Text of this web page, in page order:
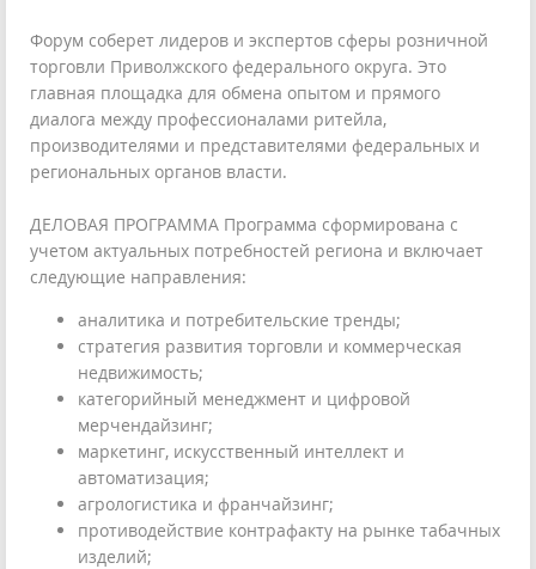
Форум соберет лидеров и экспертов сферы розничной
торговли Приволжского федерального округа. Это
главная площадка для обмена опытом и прямого
диалога между профессионалами ритейла,
производителями и представителями федеральных и
региональных органов власти.
ДЕЛОВАЯ ПРОГРАММА Программа сформирована с
учетом актуальных потребностей региона и включает
следующие направления:
аналитика и потребительские тренды;
стратегия развития торговли и коммерческая
недвижимость;
категорийный менеджмент и цифровой
мерчендайзинг;
маркетинг, искусственный интеллект и
автоматизация;
агрологистика и франчайзинг;
противодействие контрафакту на рынке табачных
изделий;